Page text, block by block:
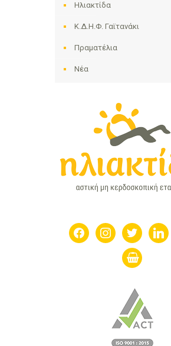
Ηλιακτίδα
Κ.Δ.Η.Φ. Γαϊτανάκι
Πραματέλια
Νέα
facebookinstagramtwitter linkedin
shopping-
basket